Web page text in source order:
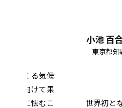
小池 百
東京都知
迫りくる気候危機の克服は、現
代に向けて果たすべき責任です
状況に怯むことなく、世界初と